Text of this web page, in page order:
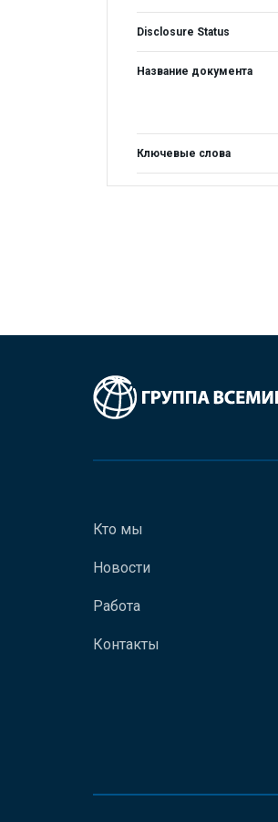
Disclosure Status
Название документа
Ключевые слова
Кто мы
Новости
Работа
Контакты